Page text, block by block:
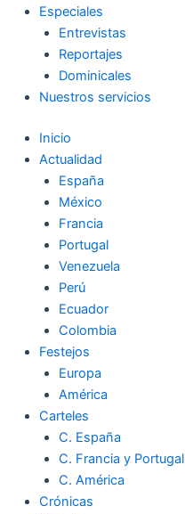
Especiales
Entrevistas
Reportajes
Dominicales
Nuestros servicios
Inicio
Actualidad
España
México
Francia
Portugal
Venezuela
Perú
Ecuador
Colombia
Festejos
Europa
América
Carteles
C. España
C. Francia y Portugal
C. América
Crónicas